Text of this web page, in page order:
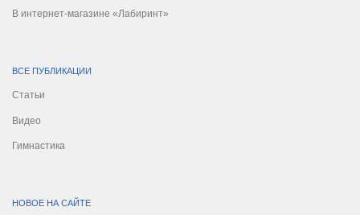
В интернет-магазине «Лабиринт»
ВСЕ ПУБЛИКАЦИИ
Статьи
Видео
Гимнастика
НОВОЕ НА САЙТЕ